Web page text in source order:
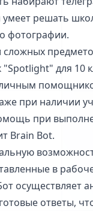
решать
фотографии.
для 10
при наличии
при
Brain Bot.
в
осуществляет
ответы,